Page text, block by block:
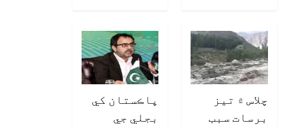
چلاس ۾ تيز
برسات سبب
پاڪستان کي
بجلي جي